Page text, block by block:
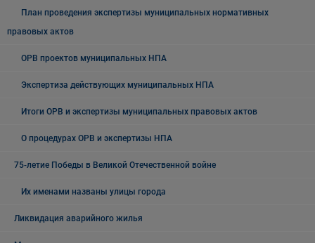
План проведения экспертизы муниципальных нормативных
правовых актов
ОРВ проектов муниципальных НПА
Экспертиза действующих муниципальных НПА
Итоги ОРВ и экспертизы муниципальных правовых актов
О процедурах ОРВ и экспертизы НПА
75-летие Победы в Великой Отечественной войне
Их именами названы улицы города
Ликвидация аварийного жилья